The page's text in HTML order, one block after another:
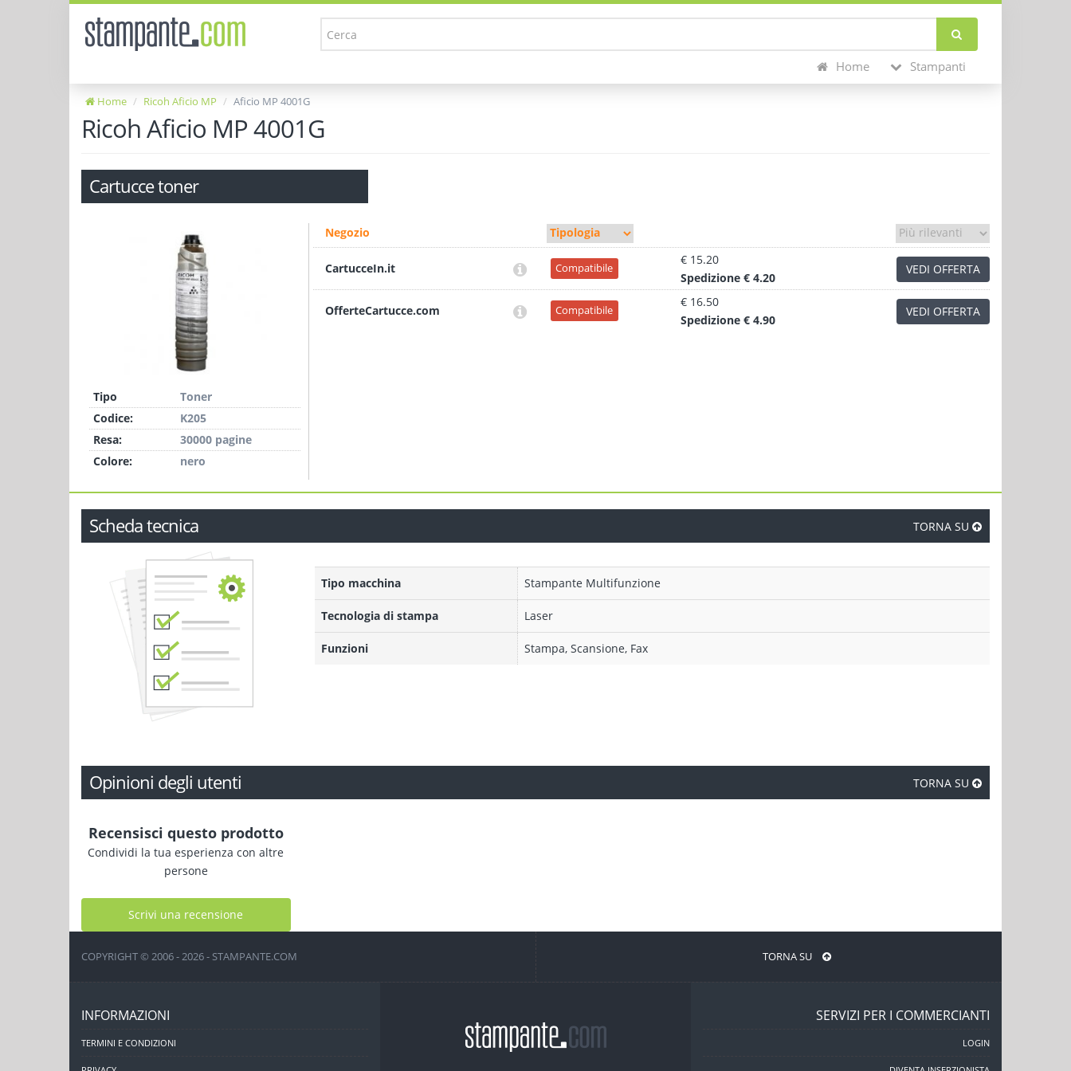
Home Stampanti
Home Ricoh Aficio MP Aficio MP 4001G
Ricoh Aficio MP 4001G
Cartucce toner
Tipo
Toner
Codice:
K205
Resa:
30000 pagine
Colore:
nero
Negozio
CartucceIn.it Compatibile
€ 15.20
Spedizione € 4.20
VEDI OFFERTA
OfferteCartucce.com Compatibile
€ 16.50
Spedizione € 4.90
VEDI OFFERTA
Scheda tecnica TORNA SU
Tipo macchina Stampante Multifunzione
Tecnologia di stampa Laser
Funzioni Stampa, Scansione, Fax
Opinioni degli utenti TORNA SU
Recensisci questo prodotto
Condividi la tua esperienza con altre
persone
Scrivi una recensione
COPYRIGHT © 2006 - 2026 - STAMPANTE.COM TORNA SU
INFORMAZIONI
TERMINI E CONDIZIONI
SERVIZI PER I COMMERCIANTI
LOGIN